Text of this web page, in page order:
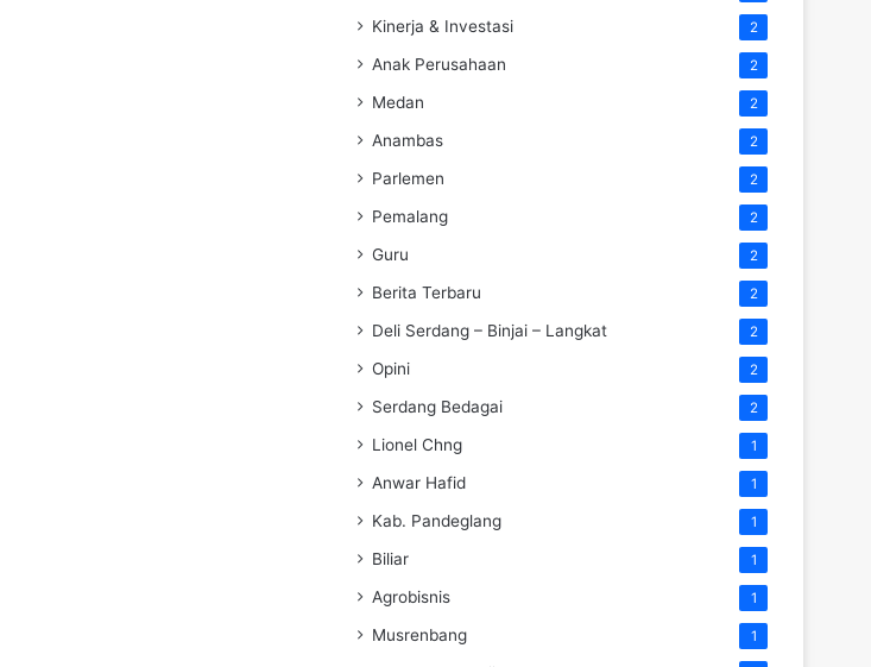
Kinerja & Investasi 2
Anak Perusahaan 2
Medan 2
Anambas 2
Parlemen 2
Pemalang 2
Guru 2
Berita Terbaru 2
Deli Serdang – Binjai – Langkat 2
Opini 2
Serdang Bedagai 2
Lionel Chng 1
Anwar Hafid 1
Kab. Pandeglang 1
Biliar 1
Agrobisnis 1
Musrenbang 1